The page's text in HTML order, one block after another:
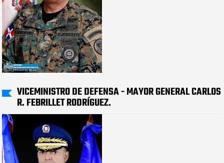
VICEMINISTRO DE DEFENSA - MAYOR GENERAL CARLOS
R. FEBRILLET RODRÍGUEZ.